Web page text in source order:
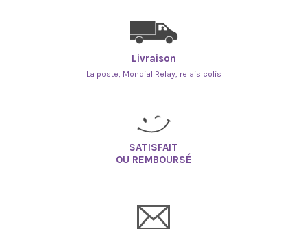
Livraison
La poste, Mondial Relay, relais colis
SATISFAIT
OU REMBOURSÉ